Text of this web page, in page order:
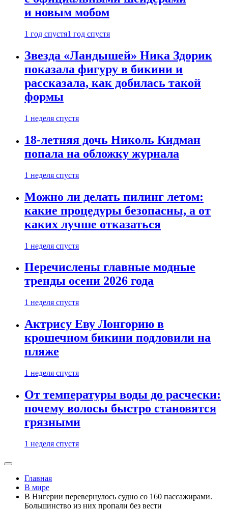
и новым мобом
1 год спустя1 год спустя
Звезда «Ландышей» Ника Здорик
показала фигуру в бикини и
рассказала, как добилась такой
формы
1 неделя спустя
18-летняя дочь Николь Кидман
попала на обложку журнала
1 неделя спустя
Можно ли делать пилинг летом:
какие процедуры безопасны, а от
каких лучше отказаться
1 неделя спустя
Перечислены главные модные
тренды осени 2026 года
1 неделя спустя
Актрису Еву Лонгорию в
крошечном бикини подловили на
пляже
1 неделя спустя
От температуры воды до расчески:
почему волосы быстро становятся
грязными
1 неделя спустя
Главная
В мире
В Нигерии перевернулось судно со 160 пассажирами.
Большинство из них пропали без вести